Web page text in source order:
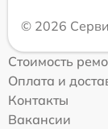
© 2026
Стоимость
Оплата и
Контакты
Вакансии